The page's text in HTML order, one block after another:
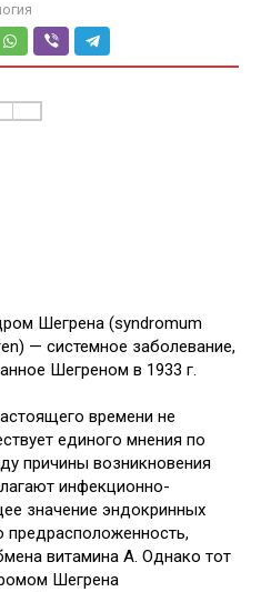
Шегрена (syndromum
— системное заболевание,
Шегреном в 1933 г.
времени не
единого мнения по
причины возникновения
инфекционно-
значение эндокринных
предрасположенность,
витамина А. Однако тот
Шегрена